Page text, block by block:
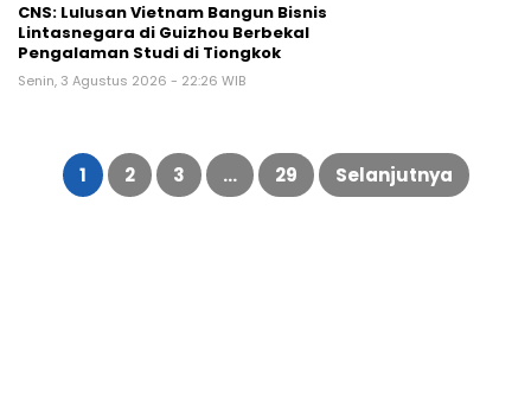
CNS: Lulusan Vietnam Bangun Bisnis
Lintasnegara di Guizhou Berbekal
Pengalaman Studi di Tiongkok
Senin, 3 Agustus 2026 - 22:26 WIB
Paginasi
pos
1 2 3 … 29 Selanjutnya